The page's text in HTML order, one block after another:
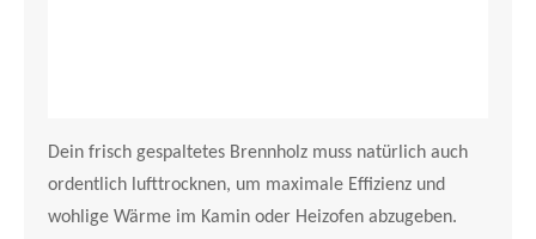
Dein frisch gespaltetes Brennholz muss natürlich auch
ordentlich lufttrocknen, um maximale Effizienz und
wohlige Wärme im Kamin oder Heizofen abzugeben.